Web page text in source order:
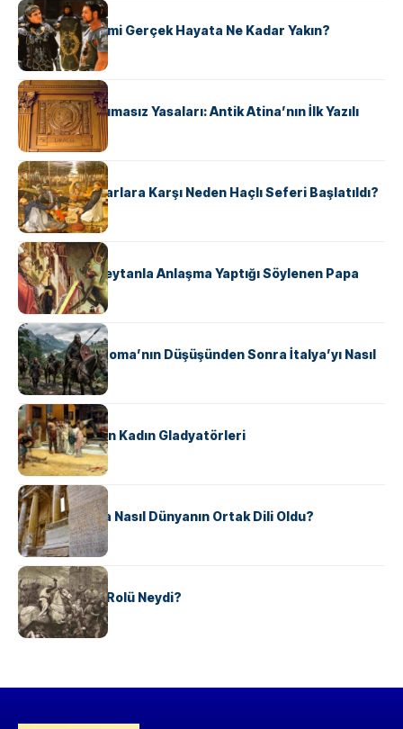
KÜLTÜR
‘Gladiator’ Filmi Gerçek Hayata Ne Kadar Yakın?
KÜLTÜR
Draco’nun Acımasız Yasaları: Antik Atina’nın İlk Yazılı
Hukuk Kodu
KÜLTÜR
Avrupalı ​​Katharlara Karşı Neden Haçlı Seferi Başlatıldı?
KÜLTÜR
II. Silvester: Şeytanla Anlaşma Yaptığı Söylenen Papa
KÜLTÜR
Ostrogotlar Roma’nın Düşüşünden Sonra İtalya’yı Nasıl
Ele Geçirdi?
KÜLTÜR
Antik Roma’nın Kadın Gladyatörleri
KÜLTÜR
Antik Yunanca Nasıl Dünyanın Ortak Dili Oldu?
KÜLTÜR
Valdensler’in Rolü Neydi?